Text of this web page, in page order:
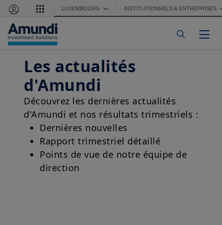
Aller au contenu principal
LUXEMBOURG ❯ INSTITUTIONNELS & ENTREPRISES
Les actualités
d'Amundi
Découvrez les dernières actualités
d'Amundi et nos résultats trimestriels :
Dernières nouvelles
Rapport trimestriel détaillé
Points de vue de notre équipe de
direction